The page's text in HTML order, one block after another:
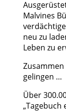
Malvines
neu zu
Leben zu
gelingen …
Über
„Tagebuch